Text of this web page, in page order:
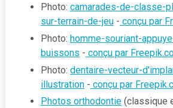
Photo: camarades-de-classe-
sur-terrain-de-jeu- conçu par
Photo: homme-souriant-
buissons - conçu par
Photo: dentaire-vecteur-
illustration- conçu par
Photos orthodontie(classique